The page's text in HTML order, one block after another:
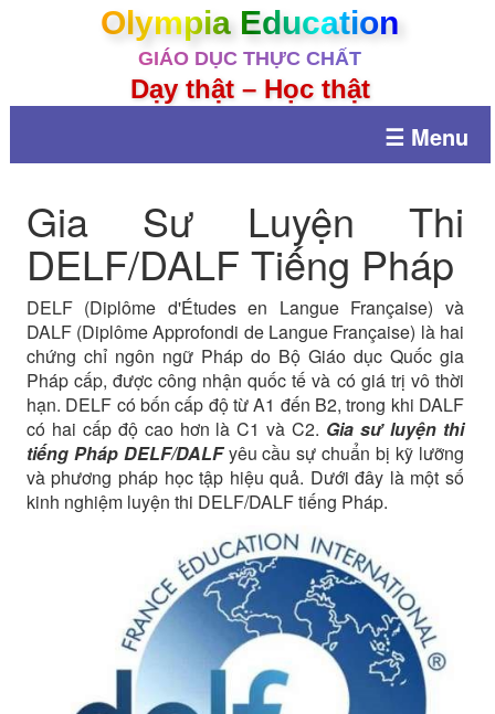
Olympia Education
GIÁO DỤC THỰC CHẤT
Dạy thật – Học thật
☰ Menu
Gia Sư Luyện Thi
DELF/DALF Tiếng Pháp
DELF (Diplôme d'Études en Langue Française) và
DALF (Diplôme Approfondi de Langue Française) là hai
chứng chỉ ngôn ngữ Pháp do Bộ Giáo dục Quốc gia
Pháp cấp, được công nhận quốc tế và có giá trị vô thời
hạn. DELF có bốn cấp độ từ A1 đến B2, trong khi DALF
có hai cấp độ cao hơn là C1 và C2. Gia sư luyện thi
tiếng Pháp DELF/DALFyêu cầu sự chuẩn bị kỹ lưỡng
và phương pháp học tập hiệu quả. Dưới đây là một số
kinh nghiệm luyện thi DELF/DALF tiếng Pháp.